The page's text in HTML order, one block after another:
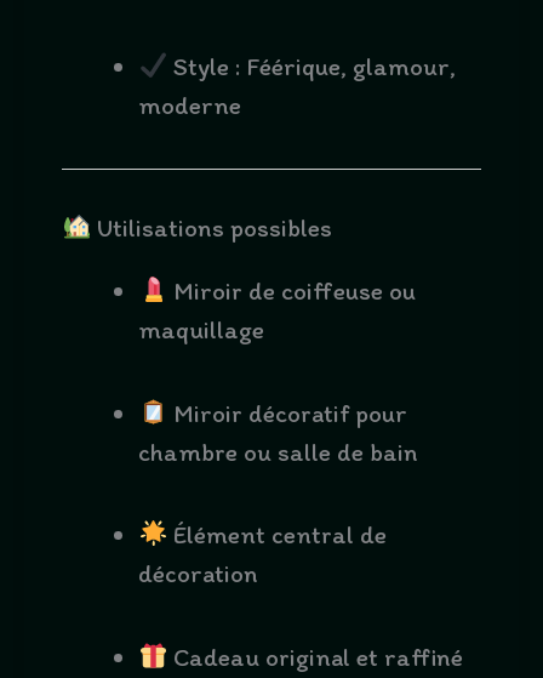
Style : Féérique, glamour,
moderne
Utilisations possibles
Miroir de coiffeuse ou
maquillage
Miroir décoratif pour
chambre ou salle de bain
Élément central de
décoration
Cadeau original et raffiné